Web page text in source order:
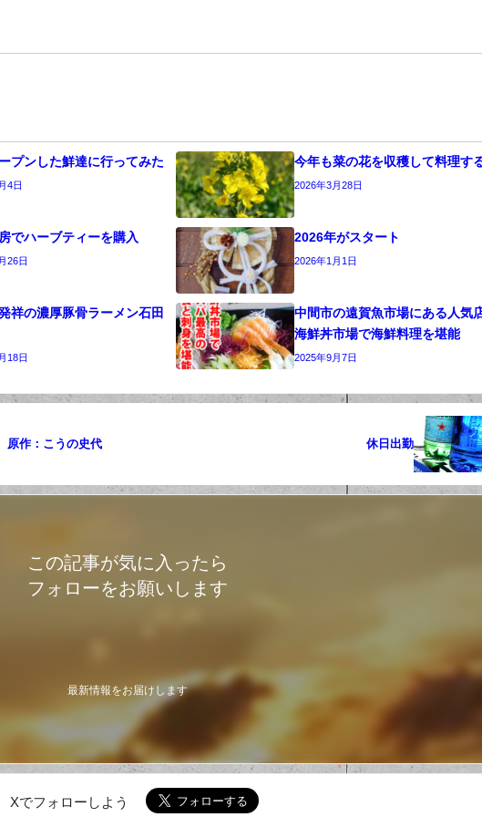
プンした鮮達に行ってみた
4日
今年も菜の花を収穫して料理す
2026年3月28日
でハーブティーを購入
26日
2026年がスタート
2026年1月1日
祥の濃厚豚骨ラーメン石田
18日
中間市の遠賀魚市場にある人気
海鮮丼市場で海鮮料理を堪能
2025年9月7日
原作：こうの史代 休日出勤
この記事が気に入ったら
フォローをお願いします
最新情報をお届けします
Xでフォローしよう